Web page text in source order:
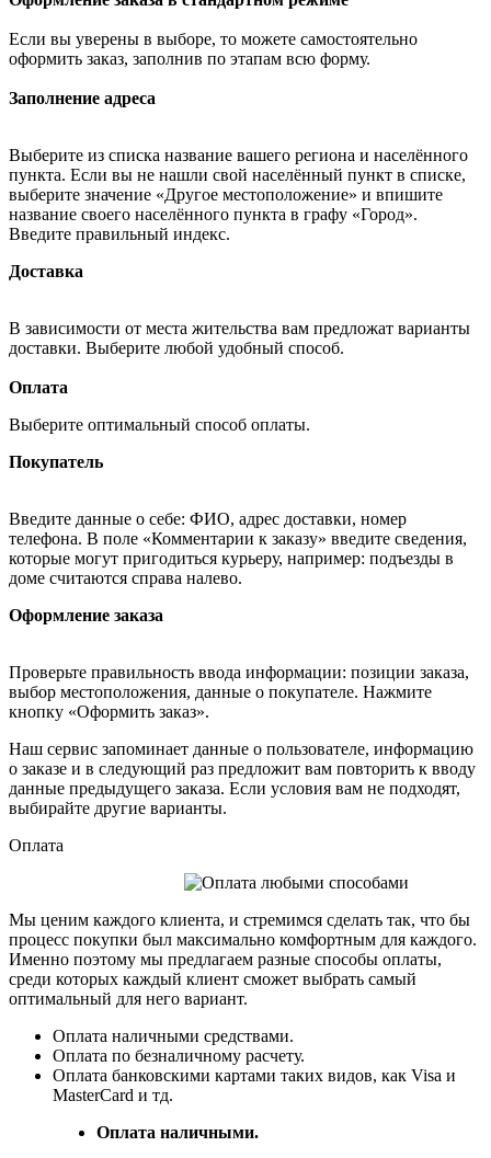
Если вы уверены в выборе, то можете самостоятельно
оформить заказ, заполнив по этапам всю форму.
Заполнение адреса
Выберите из списка название вашего региона и населённого
пункта. Если вы не нашли свой населённый пункт в списке,
выберите значение «Другое местоположение» и впишите
название своего населённого пункта в графу «Город».
Введите правильный индекс.
Доставка
В зависимости от места жительства вам предложат варианты
доставки. Выберите любой удобный способ.
Оплата
Выберите оптимальный способ оплаты.
Покупатель
Введите данные о себе: ФИО, адрес доставки, номер
телефона. В поле «Комментарии к заказу» введите сведения,
которые могут пригодиться курьеру, например: подъезды в
доме считаются справа налево.
Оформление заказа
Проверьте правильность ввода информации: позиции заказа,
выбор местоположения, данные о покупателе. Нажмите
кнопку «Оформить заказ».
Наш сервис запоминает данные о пользователе, информацию
о заказе и в следующий раз предложит вам повторить к вводу
данные предыдущего заказа. Если условия вам не подходят,
выбирайте другие варианты.
Оплата
Мы ценим каждого клиента, и стремимся сделать так, что бы
процесс покупки был максимально комфортным для каждого.
Именно поэтому мы предлагаем разные способы оплаты,
среди которых каждый клиент сможет выбрать самый
оптимальный для него вариант.
Оплата наличными средствами.
Оплата по безналичному расчету.
Оплата банковскими картами таких видов, как Visa и
MasterCard и тд.
Оплата наличными.